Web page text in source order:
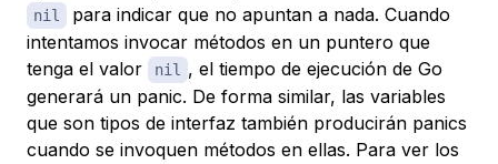
nil
para indicar que no apuntan a nada. Cuando
intentamos invocar métodos en un puntero que
tenga el valor
nil , el tiempo de ejecución de Go
generará un panic. De forma similar, las variables
que son tipos de interfaz también producirán panics
cuando se invoquen métodos en ellas. Para ver los